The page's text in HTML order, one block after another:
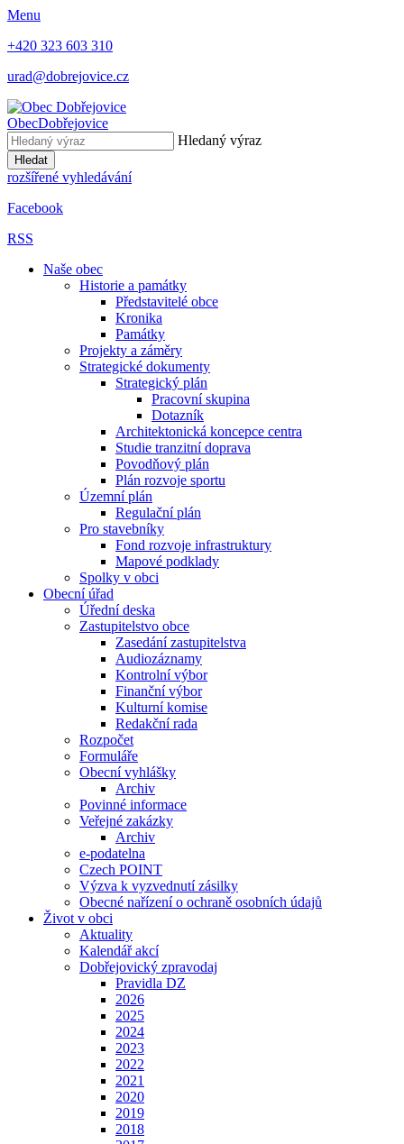
Menu
+420 323 603 310
urad@dobrejovice.cz
ObecDobřejovice
Hledaný výraz
Hledat
rozšířené vyhledávání
Facebook
RSS
Naše obec
Historie a památky
Představitelé obce
Kronika
Památky
Projekty a záměry
Strategické dokumenty
Strategický plán
Pracovní skupina
Dotazník
Architektonická koncepce centra
Studie tranzitní doprava
Povodňový plán
Plán rozvoje sportu
Územní plán
Regulační plán
Pro stavebníky
Fond rozvoje infrastruktury
Mapové podklady
Spolky v obci
Obecní úřad
Úřední deska
Zastupitelstvo obce
Zasedání zastupitelstva
Audiozáznamy
Kontrolní výbor
Finanční výbor
Kulturní komise
Redakční rada
Rozpočet
Formuláře
Obecní vyhlášky
Archiv
Povinné informace
Veřejné zakázky
Archiv
e-podatelna
Czech POINT
Výzva k vyzvednutí zásilky
Obecné nařízení o ochraně osobních údajů
Život v obci
Aktuality
Kalendář akcí
Dobřejovický zpravodaj
Pravidla DZ
2026
2025
2024
2023
2022
2021
2020
2019
2018